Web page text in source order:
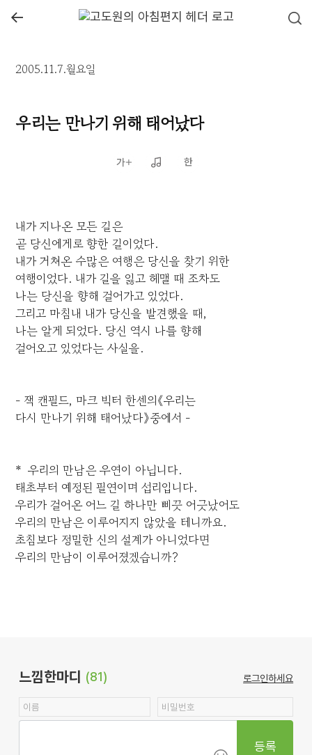
←
2005.11.7.월요일
우리는 만나기 위해 태어났다
내가 지나온 모든 길은
곧 당신에게로 향한 길이었다.
내가 거쳐온 수많은 여행은 당신을 찾기 위한
여행이었다. 내가 길을 잃고 헤맬 때 조차도
나는 당신을 향해 걸어가고 있었다.
그리고 마침내 내가 당신을 발견했을 때,
나는 알게 되었다. 당신 역시 나를 향해
걸어오고 있었다는 사실을.
- 잭 캔필드, 마크 빅터 한센의《우리는
다시 만나기 위해 태어났다》중에서 -
* 우리의 만남은 우연이 아닙니다.
태초부터 예정된 필연이며 섭리입니다.
우리가 걸어온 어느 길 하나만 삐끗 어긋났어도
우리의 만남은 이루어지지 않았을 테니까요.
초침보다 정밀한 신의 설계가 아니었다면
우리의 만남이 이루어졌겠습니까?
느낌한마디 (81) 로그인하세요
등록